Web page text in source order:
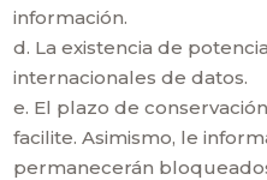
información.
d. La existencia de
internacionales de datos.
e. El plazo de
facilite. Asimismo, le
permanecerán